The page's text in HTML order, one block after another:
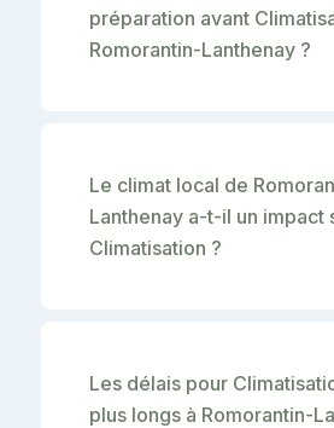
préparation avant
Romorantin-Lanthenay ?
Le climat local de
Lanthenay a-t-il un impact
Climatisation ?
Les délais pour
plus longs à Romorantin-